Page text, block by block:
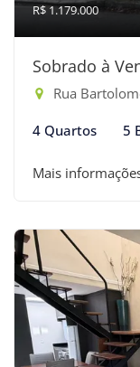
R$ 1.179.000
Sobrado à
Rua
4 Quartos 5
Mais